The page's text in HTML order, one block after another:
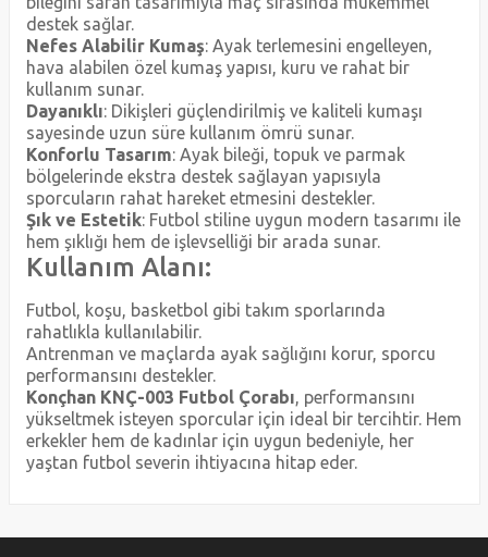
destek sağlar.
Nefes Alabilir Kumaş: Ayak terlemesini engelleyen,
hava alabilen özel kumaş yapısı, kuru ve rahat bir
kullanım sunar.
Dayanıklı: Dikişleri güçlendirilmiş ve kaliteli kumaşı
sayesinde uzun süre kullanım ömrü sunar.
Konforlu Tasarım: Ayak bileği, topuk ve parmak
bölgelerinde ekstra destek sağlayan yapısıyla
sporcuların rahat hareket etmesini destekler.
Şık ve Estetik: Futbol stiline uygun modern tasarımı ile
hem şıklığı hem de işlevselliği bir arada sunar.
Kullanım Alanı:
Futbol, koşu, basketbol gibi takım sporlarında
rahatlıkla kullanılabilir.
Antrenman ve maçlarda ayak sağlığını korur, sporcu
performansını destekler.
Konçhan KNÇ-003 Futbol Çorabı, performansını
yükseltmek isteyen sporcular için ideal bir tercihtir. Hem
erkekler hem de kadınlar için uygun bedeniyle, her
yaştan futbol severin ihtiyacına hitap eder.